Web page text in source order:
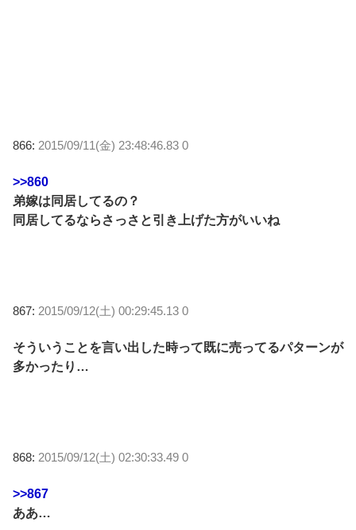
866: 2015/09/11(金) 23:48:46.83 0
>>860
弟嫁は同居してるの？
同居してるならさっさと引き上げた方がいいね
867: 2015/09/12(土) 00:29:45.13 0
そういうことを言い出した時って既に売ってるパターンが
多かったり…
868: 2015/09/12(土) 02:30:33.49 0
>>867
ああ…